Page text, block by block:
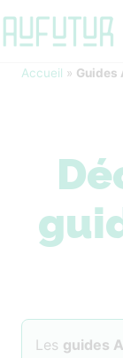
Accueil » Guides
Les guides